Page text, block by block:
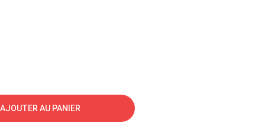
AJOUTER AU PANIER